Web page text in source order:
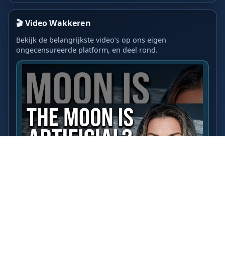
🎬 Video Wakkeren
Bekijk de belangrijkste video’s op ons eigen
ongecensureerde platform, en deel rond.